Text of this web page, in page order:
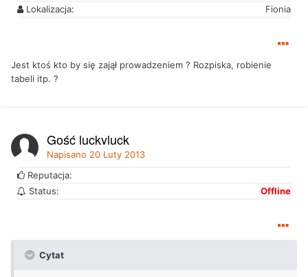
Lokalizacja:
Fionia
Jest ktoś kto by się zajął prowadzeniem ? Rozpiska, robienie
tabeli itp. ?
Gość luckyluck
Napisano 20 Luty 2013
Reputacja:
Status:
Offline
Cytat